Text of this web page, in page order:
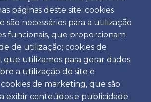
páginas deste site: cookies
são necessários para a utilização
funcionais, que proporcionam
de utilização; cookies de
que utilizamos para gerar dados
a utilização do site e
de marketing, que são
exibir conteúdos e publicidade